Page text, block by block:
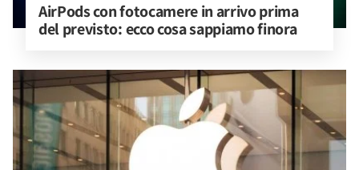
AirPods con fotocamere in arrivo prima
del previsto: ecco cosa sappiamo finora